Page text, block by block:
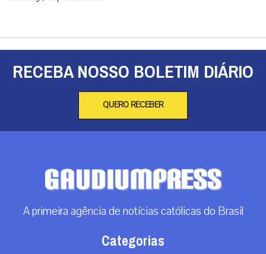
RECEBA NOSSO BOLETIM DIÁRIO
QUERO RECEBER
A primeira agência de notícias católicas do Brasil
Categorias